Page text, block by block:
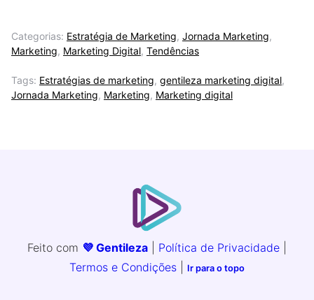
Categorias: Estratégia de Marketing, Jornada Marketing,
Marketing, Marketing Digital, Tendências
Tags: Estratégias de marketing, gentileza marketing digital,
Jornada Marketing, Marketing, Marketing digital
Feito com 💜 Gentileza Política de Privacidade
Termos e Condições
Ir para o topo